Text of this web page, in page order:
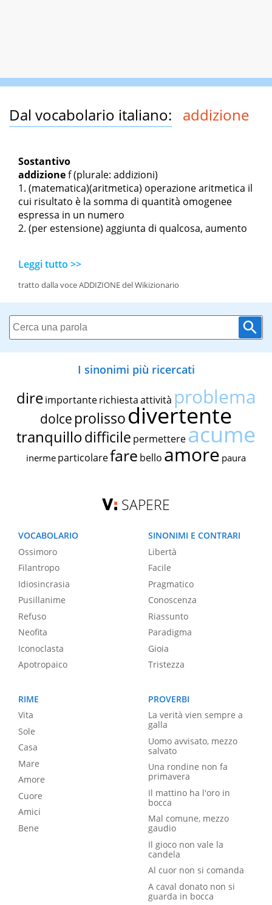
Dal vocabolario italiano: addizione
Sostantivo
addizionef(plurale: addizioni)
(matematica)(aritmetica) operazione aritmetica il
cui risultato è la somma di quantità omogenee
espressa in un numero
(per estensione) aggiunta di qualcosa, aumento
Leggi tutto >>
tratto dalla voce ADDIZIONE del Wikizionario
I sinonimi più ricercati
dire importante richiestaattività problema
dolce prolissodivertente
tranquillodifficile permettereacume
inerme particolarefare bello amore paura
SAPERE
VOCABOLARIO
Ossimoro
Filantropo
Idiosincrasia
Pusillanime
Refuso
Neofita
Iconoclasta
Apotropaico
SINONIMI E CONTRARI
Libertà
Facile
Pragmatico
Conoscenza
Riassunto
Paradigma
Gioia
Tristezza
RIME
Vita
Sole
Casa
Mare
Amore
Cuore
Amici
Bene
PROVERBI
La verità vien sempre a
galla
Uomo avvisato, mezzo
salvato
Una rondine non fa
primavera
Il mattino ha l'oro in
bocca
Mal comune, mezzo
gaudio
Il gioco non vale la
candela
Al cuor non si comanda
A caval donato non si
guarda in bocca